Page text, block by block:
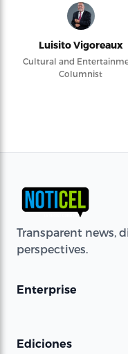
Luisito Vigoreaux
Cultural and
Columnist
Transparent news,
perspectives.
Enterprise
Ediciones